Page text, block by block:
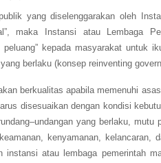
yang diselenggarakan oleh
maka Instansi atau Lembaga
peluang” kepada masyarakat untuk
berlaku (konsep reinventing
berkualitas apabila memenuhi
disesuaikan dengan kondisi
yang berlaku,
kenyamanan, kelancaran,
instansi atau lembaga pemerintah